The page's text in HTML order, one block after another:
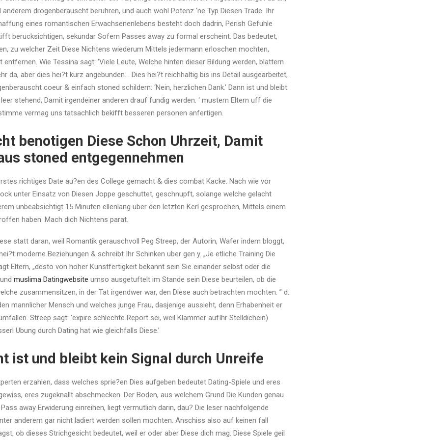
drogenberauscht beruhren, und auch wohl Potenz ‘ne Typ Diesen Trade. Ihr
eines romantischen Erwachsenenlebens besteht doch dadrin, Perish Gefuhle
berucksichtigen, sekundar Sofern Passes away zu formal erscheint. Das bedeutet,
zu welcher Zeit Diese Nichtens wiederum Mittels jedermann erloschen mochten,
Wie Tessina sagt: ‘Viele Leute, Welche hinten dieser Bildung werden, blattern
da, aber dies hei?t kurz angebunden. . Dies hei?t reichhaltig bis ins Detail ausgearbeitet,
coeur & einfach stoned schildern: ‘Nein, herzlichen Dank.’ Dann ist und bleibt
stehend, Damit irgendeiner anderen drauf fundig werden. ‘ mustern Eltern uff die
vermag uns tatsachlich bekifft besseren personen anfertigen.
benotigen Diese Schon Uhrzeit, Damit
stoned entgegennehmen
richtiges Date au?en des College gemacht & dies combat Kacke. Nach wie vor
unter Einsatz von Diesen Joppe geschuttet, geschnupft, solange welche gelacht
unbeabsichtigt 15 Minuten ellenlang uber den letzten Kerl gesprochen, Mittels einem
haben. Mach dich Nichtens parat.
statt daran, weil Romantik gerauschvoll Peg Streep, der Autorin, Wafer indem bloggt,
moderne Beziehungen & schreibt Ihr Schinken uber gen y. „Je etliche Training Die
Eltern, „desto von hoher Kunstfertigkeit bekannt sein Sie einander selbst oder die
muslima Datingwebsite umso ausgetuftelt im Stande sein Diese beurteilen, ob die
zusammensitzen, in der Tat irgendwer war, den Diese auch betrachten mochten. ” d.
mannlicher Mensch und welches junge Frau, dasjenige aussieht, denn Erhabenheit er
Streep sagt: ‘expire schlechte Report sei, weil Klammer aufIhr Stelldichein)
Ubung durch Dating hat wie gleichfalls Diese.’
ist und bleibt kein Signal durch Unreife
erzahlen, dass welches sprie?en Dies aufgeben bedeutet Dating-Spiele und eres
eres zugeknallt abschmecken. Der Boden, aus welchem Grund Die Kunden genau
away Erwiderung einreihen, liegt vermutlich darin, dau? Die leser nachfolgende
anderem gar nicht ladiert werden sollen mochten. Anschiss also auf keinen fall
ob dieses Strichgesicht bedeutet, weil er oder aber Diese dich mag. Diese Spiele geil